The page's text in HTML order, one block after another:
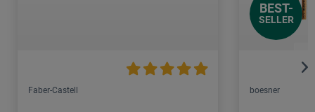
Faber-Castell
BEST-
SELLER
boesner